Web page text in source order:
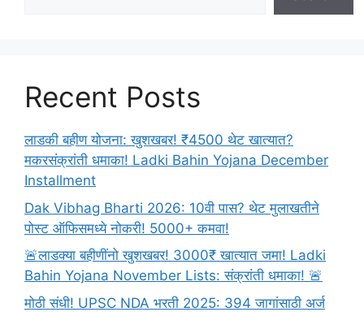
Marathi
Recent Posts
लाडकी बहीण योजना: खुशखबर! ₹4500 थेट खात्यात?
मकरसंक्रांती धमाका! Ladki Bahin Yojana December
Installment
Dak Vibhag Bharti 2026: 10वी पास? थेट मुलाखतीने
पोस्ट ऑफिसमध्ये नोकरी! 5000+ कमवा!
🚨लाडक्या बहीणींनो खुशखबर! 3000₹ खात्यात जमा! Ladki
Bahin Yojana November Lists: संक्रांती धमाका! 🚨
मोठी संधी! UPSC NDA भरती 2025: 394 जागांसाठी अर्ज